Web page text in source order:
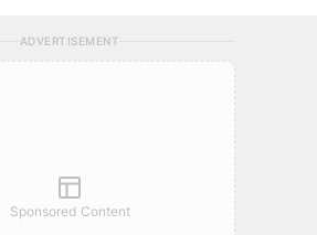
ADVERTISEMENT
Sponsored Content